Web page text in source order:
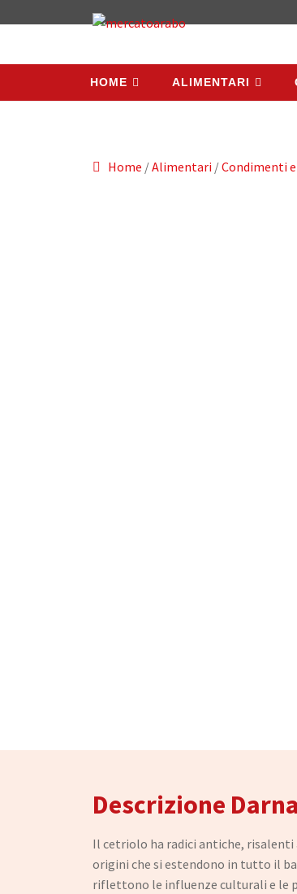
HOME ALIMENTARI
Home /Alimentari /Condimenti
Descrizione
Il cetriolo ha radici antiche, risalenti
origini che si estendono in tutto il
riflettono le influenze culturali e le